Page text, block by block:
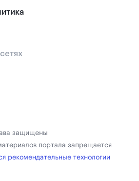
защищены
портала запрещается
рекомендательные технологии